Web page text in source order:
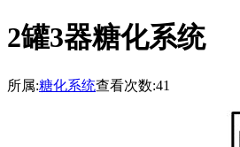
2罐3器糖化系统
所属:糖化系统查看次数:41